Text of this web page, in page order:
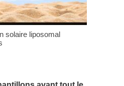
solaire liposomal